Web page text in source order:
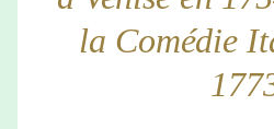
la Comédie